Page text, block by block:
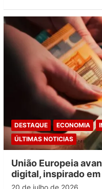
DESTAQUE ECONOMIA
ÚLTIMAS NOTICIAS
União Europeia
digital, inspirado